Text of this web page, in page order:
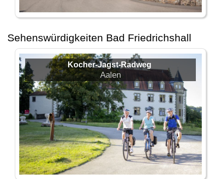
Sehenswürdigkeiten Bad Friedrichshall
Kocher-Jagst-Radweg
Aalen